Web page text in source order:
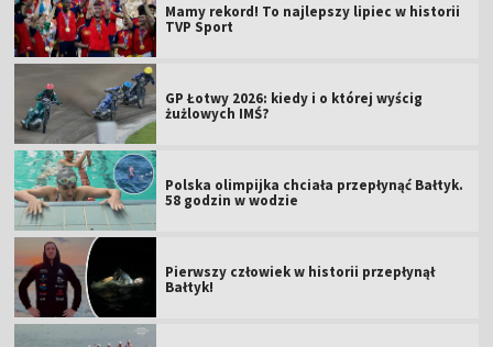
Mamy rekord! To najlepszy lipiec w historii
TVP Sport
GP Łotwy 2026: kiedy i o której wyścig
żużlowych IMŚ?
Polska olimpijka chciała przepłynąć Bałtyk.
58 godzin w wodzie
Pierwszy człowiek w historii przepłynął
Bałtyk!